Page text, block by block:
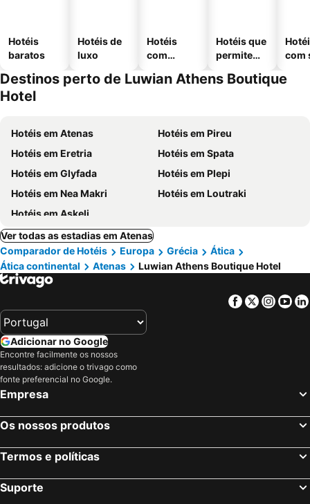
Hotéis
baratos
Hotéis de
luxo
Hotéis
com
Hotéis que
permitem
com
Destinos perto de Luwian Athens Boutique
Hotel
Hotéis em Atenas
Hotéis em Pireu
Hotéis em Eretria
Hotéis em Spata
Hotéis em Glyfada
Hotéis em Plepi
Hotéis em Nea Makri
Hotéis em Loutraki
Hotéis em Askeli
Ver todas as estadias em Atenas
Comparador de Hotéis
Europa Grécia
Ática
Ática continental
Atenas Luwian Athens Boutique Hotel
Facebook
Twitter
Adicionar no Google
Encontre facilmente os nossos
resultados: adicione o trivago como
fonte preferencial no Google.
Empresa
Os nossos produtos
Termos e políticas
Suporte